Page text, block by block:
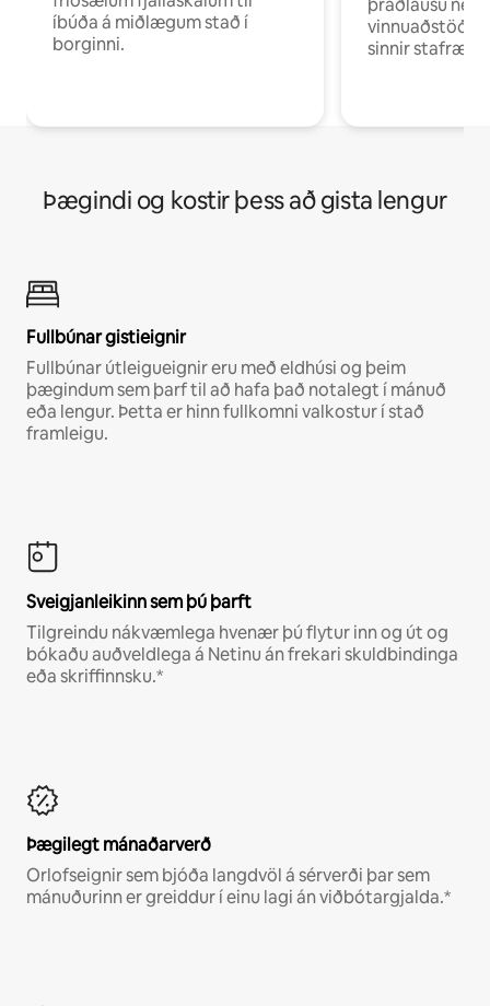
íbúða á miðlægum stað í
borginni.
þráðlausu neti
vinnuaðstöðu
sinnir
Þægindi og kostir þess að gista lengur
Fullbúnar gistieignir
Fullbúnar útleigueignir eru með eldhúsi og þeim
þægindum sem þarf til að hafa það notalegt í mánuð
eða lengur. Þetta er hinn fullkomni valkostur í stað
framleigu.
Sveigjanleikinn sem þú þarft
Tilgreindu nákvæmlega hvenær þú flytur inn og út og
bókaðu auðveldlega á Netinu án frekari skuldbindinga
eða skriffinnsku.*
Þægilegt mánaðarverð
Orlofseignir sem bjóða langdvöl á sérverði þar sem
mánuðurinn er greiddur í einu lagi án viðbótargjalda.*